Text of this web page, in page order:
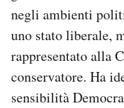
negli ambienti
uno stato liberale,
rappresentato alla
conservatore. Ha
sensibilità